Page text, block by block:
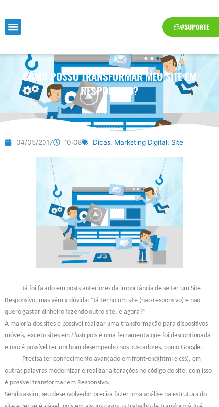
conteúdo
#SUPORTE
COMO POSSO TRANSFORMAR MEU SITE EM
RESPONSIVO?
04/05/2017 10:08 Dicas, Marketing Digital, Site
Já foi falado em posts anteriores da importância de se ter um Site
Responsivo, mas vêm a dúvida: “Já tenho um site (não responsivo) e não
quero gastar dinheiro fazendo outro site, e agora?”
A maioria dos sites é possível realizar uma transformação para dispositivos
móveis, exceto sites em Flash pois é uma ferramenta que foi descontinuada
e não é possível ter um bom desempenho nos buscadores, como Google.
Precisa ter conhecimento avançado em front-end(html e css), em
outras palavras modernizar e realizar alterações no código do site, com isso
é possível transformar em Responsivo.
Sendo assim, seu desenvolvedor precisa fazer uma análise na estrutura do